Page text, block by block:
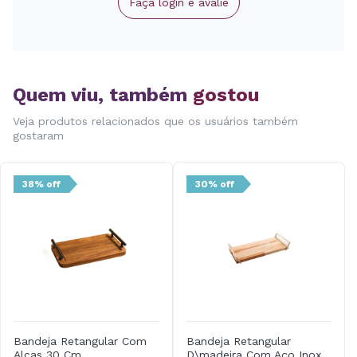
Quem viu, também gostou
Veja produtos relacionados que os usuários também
gostaram
38% off
Bandeja Retangular Com
Alcas 30 Cm
30% off
Bandeja Retangular
D\madeira Com Aço Inox